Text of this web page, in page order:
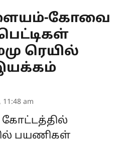
கோவை
ரெயில்
11:48 am
கோட்டத்தில்
பயணிகள்